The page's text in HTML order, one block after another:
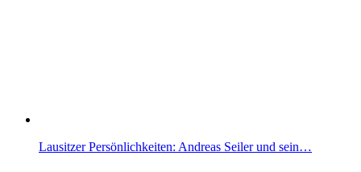
Lausitzer Persönlichkeiten: Andreas Seiler und sein…